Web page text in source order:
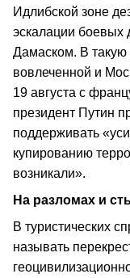
Идлибской зоне
эскалации боевых
Дамаском. В такую
вовлеченной и
19 августа с
президент Путин
поддерживать
купированию
возникали».
На разломах и
В туристических
называть